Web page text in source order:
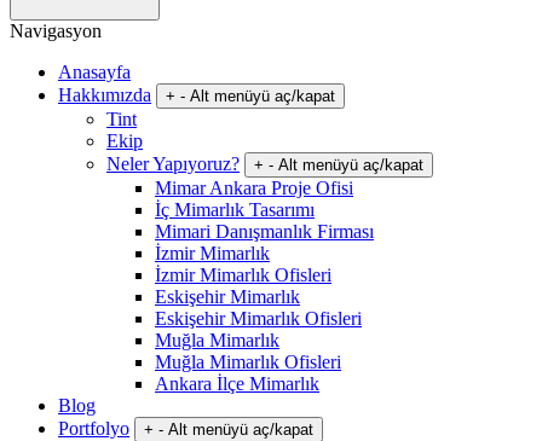
Navigasyon
Anasayfa
Hakkımızda
+ - Alt menüyü aç/kapat
Tint
Ekip
Neler Yapıyoruz?
+ - Alt menüyü aç/kapat
Mimar Ankara Proje Ofisi
İç Mimarlık Tasarımı
Mimari Danışmanlık Firması
İzmir Mimarlık
İzmir Mimarlık Ofisleri
Eskişehir Mimarlık
Eskişehir Mimarlık Ofisleri
Muğla Mimarlık
Muğla Mimarlık Ofisleri
Ankara İlçe Mimarlık
Blog
Portfolyo
+ - Alt menüyü aç/kapat